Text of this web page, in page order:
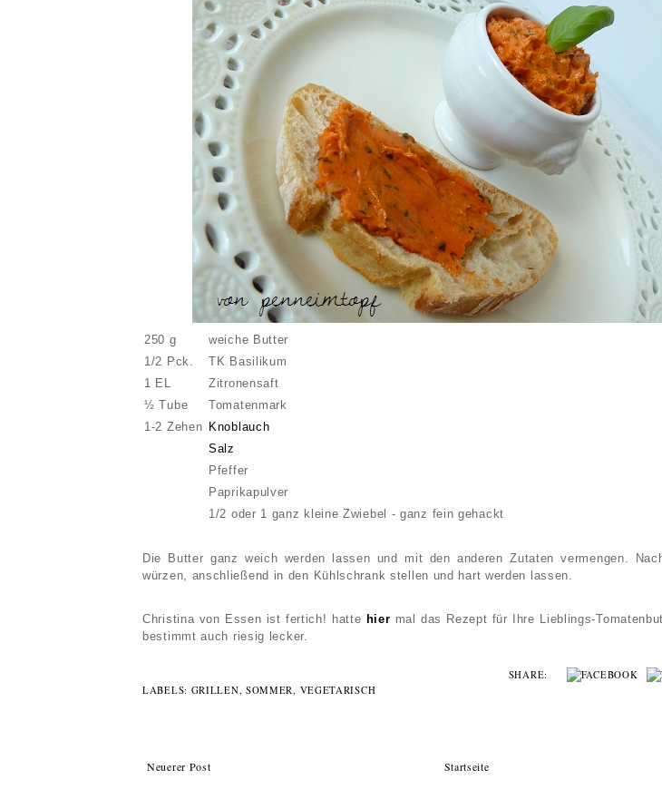
250 g
weiche Butter
1/2 Pck.
TK Basilikum
1 EL
Zitronensaft
½ Tube
Tomatenmark
1-2 Zehen Knoblauch
Salz
Pfeffer
Paprikapulver
1/2 oder 1 ganz kleine Zwiebel - ganz fein gehackt
Die Butter ganz weich werden lassen und mit den anderen Zutaten vermengen.
würzen, anschließend in den Kühlschrank stellen und hart werden lassen.
Christina von Essen ist fertich! hatte hier mal das Rezept für Ihre Lieblings-
bestimmtauch riesig lecker.
SHARE:
LABELS: GRILLEN, SOMMER, VEGETARISCH
Neuerer Post Startseite